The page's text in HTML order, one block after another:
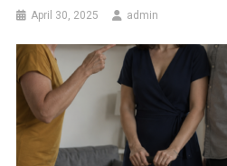
April 30, 2025 admin